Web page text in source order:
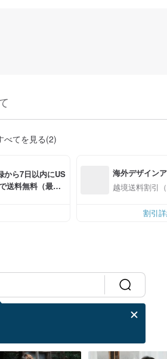
べてを見る(2)
から7日以内にUS
送料無料（最大U
海外デザイン
越境送料割引
割引